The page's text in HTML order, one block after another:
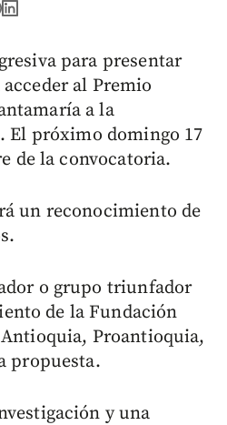
para presentar
al Premio
a la
El próximo domingo 17
de la convocatoria.
un reconocimiento de
o grupo triunfador
de la Fundación
Proantioquia,
propuesta.
y una